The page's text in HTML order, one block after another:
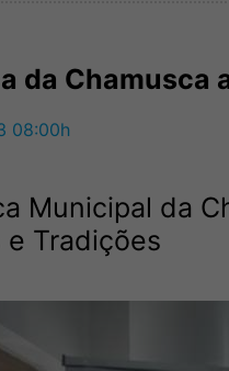
da Chamusca
08:00h
Municipal da
e Tradições